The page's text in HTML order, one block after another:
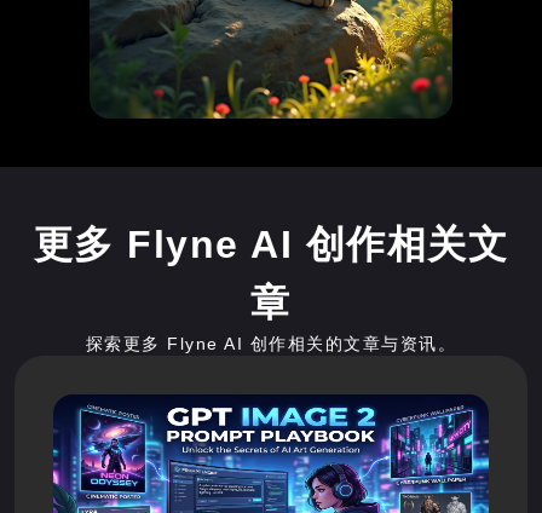
更多 Flyne AI 创作相关文
章
探索更多 Flyne AI 创作相关的文章与资讯。